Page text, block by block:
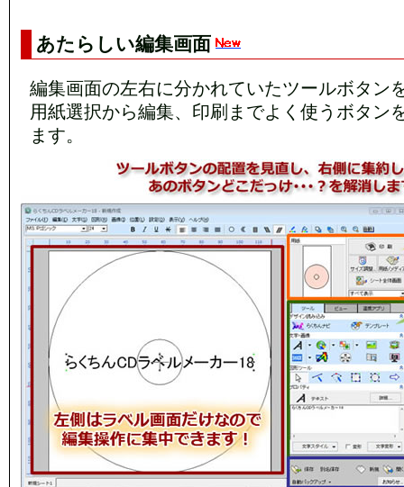
あたらしい編集画面
編集画面の左右に分かれていたツールボタン
用紙選択から編集、印刷までよく使うボタン
ます。